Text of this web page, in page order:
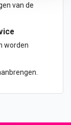
van de
worden